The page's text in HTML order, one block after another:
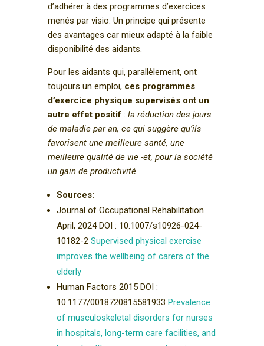
d’adhérer à des programmes d’exercices
menés par visio. Un principe qui présente
des avantages car mieux adapté à la faible
disponibilité des aidants.
Pour les aidants qui, parallèlement, ont
toujours un emploi, ces programmes
d’exercice physique supervisés ont un
autre effet positif : la réduction des jours
de maladie par an, ce qui suggère qu’ils
favorisent une meilleure santé, une
meilleure qualité de vie -et, pour la société
un gain de productivité.
Sources:
Journal of Occupational Rehabilitation
April, 2024 DOI : 10.1007/s10926-024-
10182-2 Supervised physical exercise
improves the wellbeing of carers of the
elderly
Human Factors 2015 DOI :
10.1177/0018720815581933 Prevalence
of musculoskeletal disorders for nurses
in hospitals, long-term care facilities, and